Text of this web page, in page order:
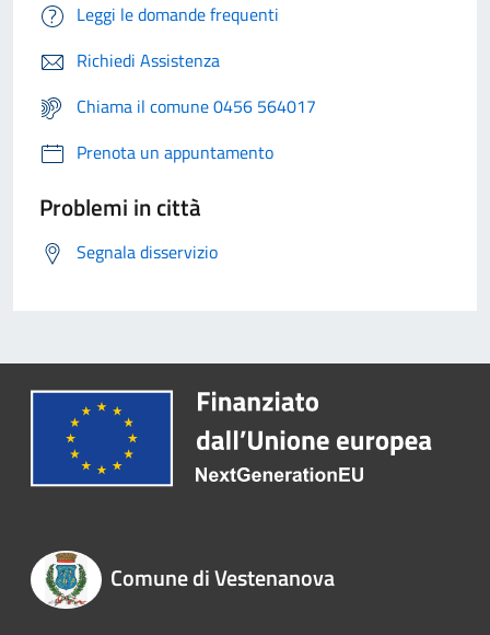
Leggi le domande frequenti
Richiedi Assistenza
Chiama il comune 0456 564017
Prenota un appuntamento
Problemi in città
Segnala disservizio
Comune di Vestenanova